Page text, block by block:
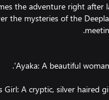
the adventure right after
the mysteries of the